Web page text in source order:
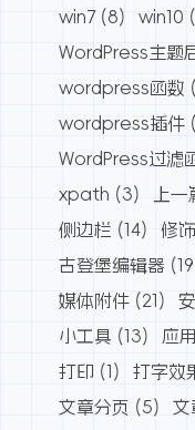
win7 (8) win10
WordPress主题
wordpress函数
wordpress插件
WordPress过滤
xpath (3) 上一
侧边栏 (14) 修
古登堡编辑器
媒体附件 (21)
小工具 (13) 应
打印 (1) 打字效
文章分页 (5) 文